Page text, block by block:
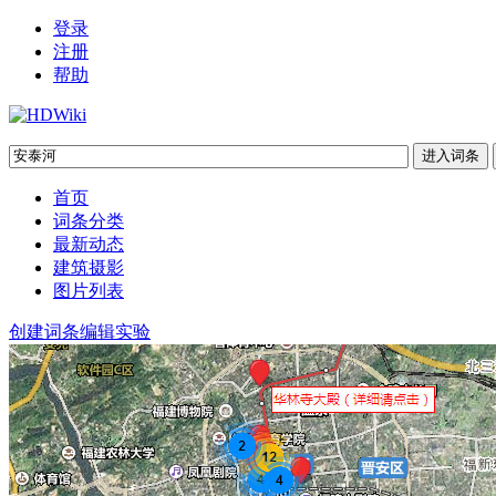
登录
注册
帮助
首页
词条分类
最新动态
建筑摄影
图片列表
创建词条编辑实验